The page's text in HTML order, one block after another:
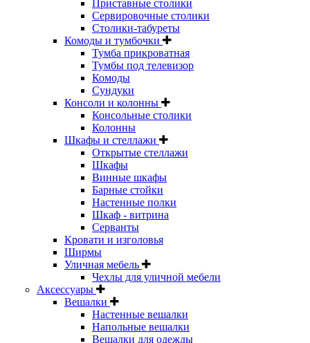
Приставные столики
Сервировочные столики
Столики-табуреты
Комоды и тумбочки
Тумба прикроватная
Тумбы под телевизор
Комоды
Сундуки
Консоли и колонны
Консольные столики
Колонны
Шкафы и стеллажи
Открытые стеллажи
Шкафы
Винные шкафы
Барные стойки
Настенные полки
Шкаф - витрина
Серванты
Кровати и изголовья
Ширмы
Уличная мебель
Чехлы для уличной мебели
Аксессуары
Вешалки
Настенные вешалки
Напольные вешалки
Вешалки для одежды